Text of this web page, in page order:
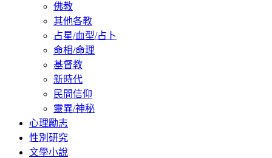
佛教
其他各教
占星/血型/占卜
命相/命理
基督教
新時代
民間信仰
靈異/神秘
心理勵志
性別研究
文學小說